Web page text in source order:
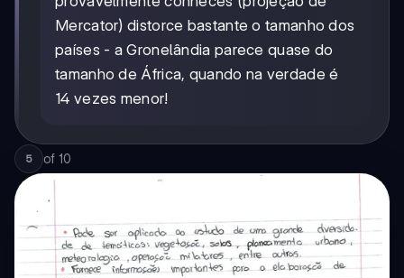
Mercator) distorce bastante o tamanho dos
países - a Gronelândia parece quase do
tamanho de África, quando na verdade é
14 vezes menor!
5 of 10